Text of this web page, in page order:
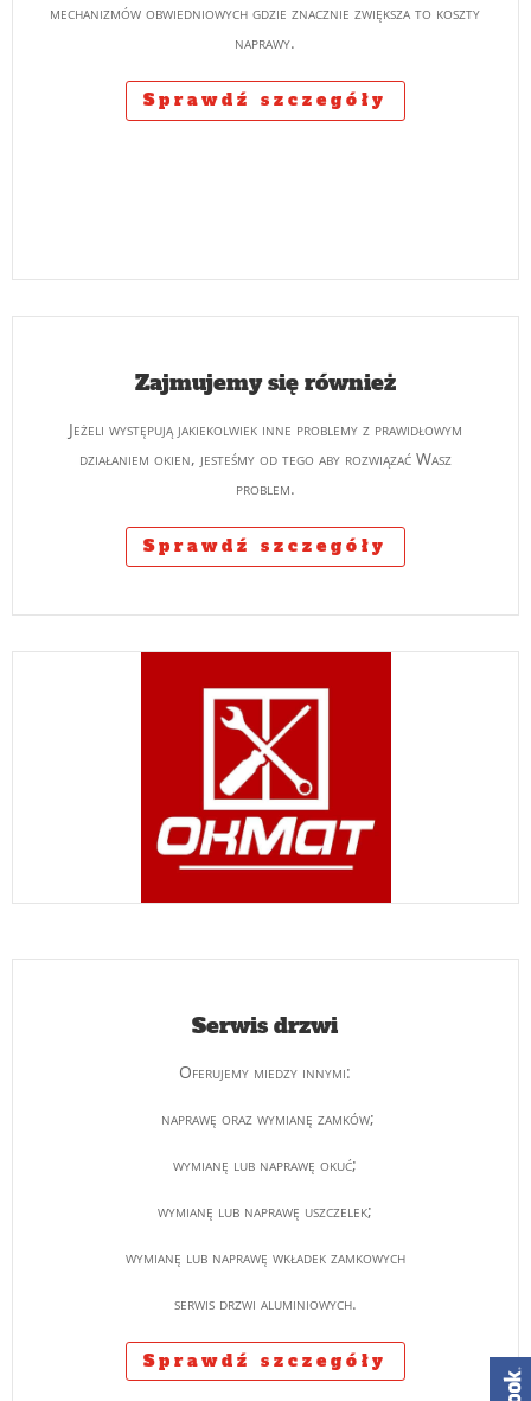
mechanizmów obwiedniowych gdzie znacznie zwiększa to koszty
naprawy.
Sprawdź szczegóły
Zajmujemy się również
Jeżeli występują jakiekolwiek inne problemy z prawidłowym
działaniem okien, jesteśmy od tego aby rozwiązać Wasz
problem.
Sprawdź szczegóły
Serwis drzwi
Oferujemy miedzy innymi:
naprawę oraz wymianę zamków;
wymianę lub naprawę okuć;
wymianę lub naprawę uszczelek;
wymianę lub naprawę wkładek zamkowych
serwis drzwi aluminiowych.
Sprawdź szczegóły